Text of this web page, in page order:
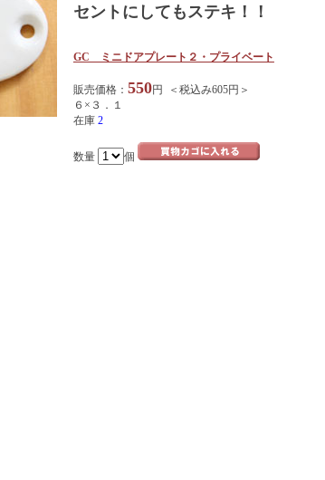
セントにしてもステキ！！
GC ミニドアプレート２・プライベート
販売価格： 550円 ＜税込み605円＞
６×３．１
在庫 2
数量 個